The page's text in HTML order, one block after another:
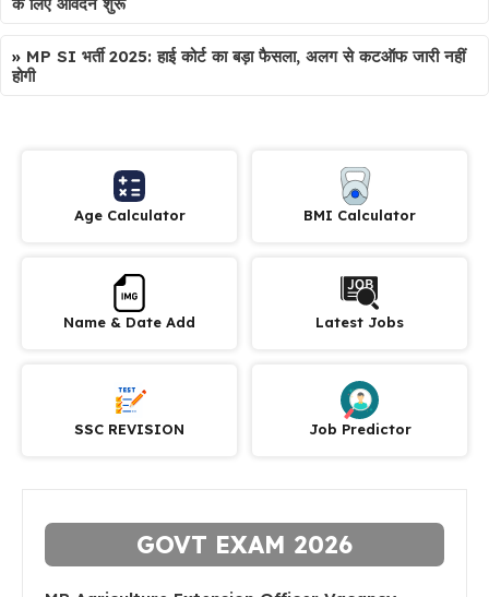
» MP SI भर्ती 2025: हाई कोर्ट का बड़ा फैसला, अलग से कटऑफ जारी नहीं
होगी
Age Calculator BMI Calculator
Name & Date Add Latest Jobs
SSC REVISION Job Predictor
GOVT EXAM 2026